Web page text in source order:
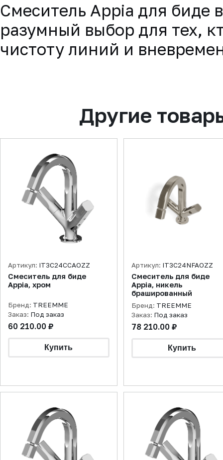
Смеситель Appia для биде
разумный выбор для тех,
чистоту линий и
Другие
Артикул: IT3C24CCAOZZ
Смеситель для биде
Appia, хром
Бренд: TREEMME
Заказ: Под заказ
60 210.00 ₽
Артикул: IT3C24NFAOZZ
Смеситель для биде
Appia, никель
брашированный
Бренд: TREEMME
Заказ: Под заказ
78 210.00 ₽